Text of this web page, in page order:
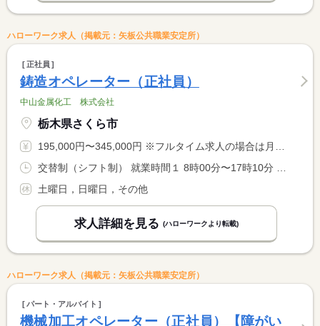
ハローワーク求人（掲載元：矢板公共職業安定所）
正社員
鋳造オペレーター（正社員）
中山金属化工 株式会社
栃木県さくら市
195,000円〜345,000円 ※フルタイム求人の場合は月額（換算額）、パート求人の場合は時間額を表示しています。
土曜日，日曜日，その他
求人詳細を見る (ハローワークより転載)
ハローワーク求人（掲載元：矢板公共職業安定所）
パート・アルバイト
機械加工オペレーター（正社員）【障がい